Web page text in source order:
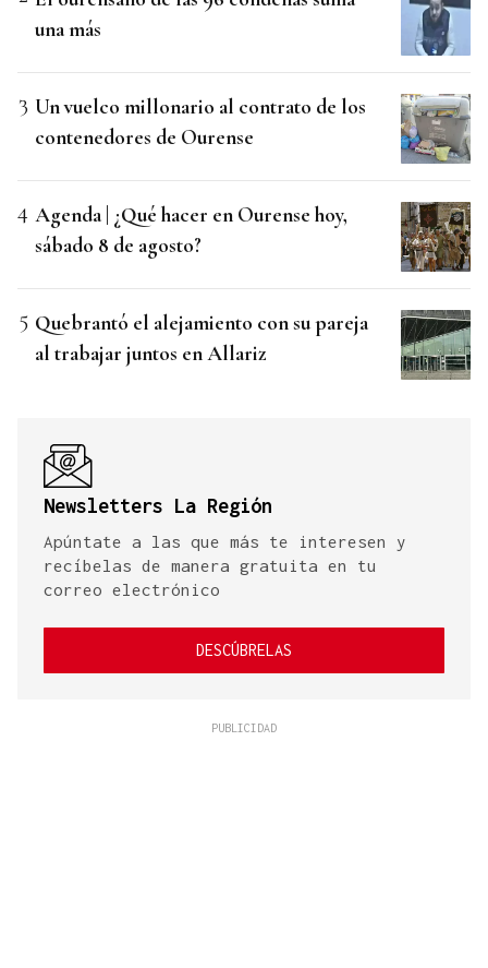
una más
Un vuelco millonario al contrato de los
contenedores de Ourense
Agenda | ¿Qué hacer en Ourense hoy,
sábado 8 de agosto?
Quebrantó el alejamiento con su pareja
al trabajar juntos en Allariz
Newsletters La Región
Apúntate a las que más te interesen y
recíbelas de manera gratuita en tu
correo electrónico
DESCÚBRELAS